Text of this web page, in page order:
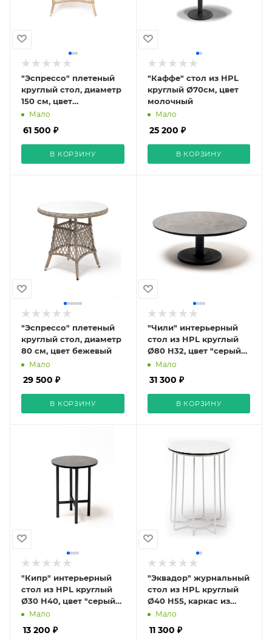
"Эспрессо" плетеный
круглый стол, диаметр
150 см, цвет
соломенный
Мало
61 500 ₽
В КОРЗИНУ
"Каффе" стол из HPL
круглый Ø70см, цвет
молочный
Мало
25 200 ₽
В КОРЗИНУ
"Эспрессо" плетеный
круглый стол, диаметр
80 см, цвет бежевый
Мало
29 500 ₽
В КОРЗИНУ
"Чили" интерьерный
стол из HPL круглый
Ø80 H32, цвет "серый
гранит"
Мало
31 300 ₽
В КОРЗИНУ
"Кипр" интерьерный
стол из HPL круглый
Ø30 H40, цвет "серый
гранит"
Мало
13 200 ₽
"Эквадор" журнальный
стол из HPL круглый
Ø40 H55, каркас из
алюминия белый, цвет
"молочный"
Мало
11 300 ₽